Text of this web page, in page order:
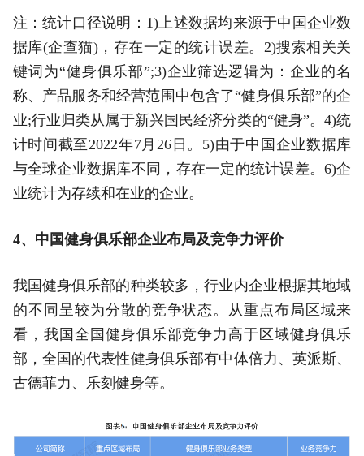
注：统计口径说明：1)上述数据均来源于中国企业数
据库(企查猫)，存在一定的统计误差。2)搜索相关关
键词为“健身俱乐部”;3)企业筛选逻辑为：企业的名
称、产品服务和经营范围中包含了“健身俱乐部”的企
业;行业归类从属于新兴国民经济分类的“健身”。4)统
计时间截至2022年7月26日。5)由于中国企业数据库
与全球企业数据库不同，存在一定的统计误差。6)企
业统计为存续和在业的企业。
4、中国健身俱乐部企业布局及竞争力评价
我国健身俱乐部的种类较多，行业内企业根据其地域
的不同呈较为分散的竞争状态。从重点布局区域来
看，我国全国健身俱乐部竞争力高于区域健身俱乐
部，全国的代表性健身俱乐部有中体倍力、英派斯、
古德菲力、乐刻健身等。